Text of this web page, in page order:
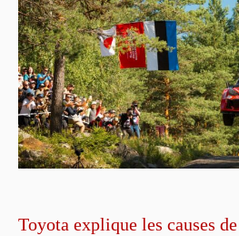
Toyota explique les causes